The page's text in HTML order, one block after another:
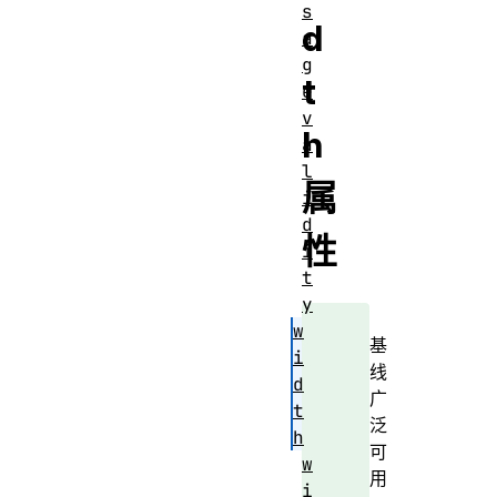
d
t
h
属
性
基
线
广
泛
可
用
s
a
g
e
v
a
l
i
d
i
t
y
w
i
d
t
h
w
i